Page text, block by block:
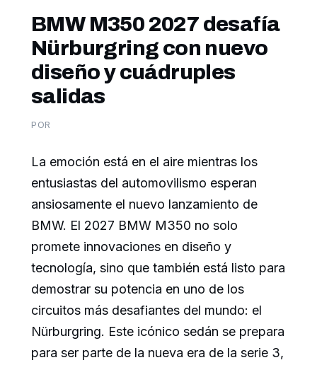
BMW M350 2027 desafía
Nürburgring con nuevo
diseño y cuádruples
salidas
POR
La emoción está en el aire mientras los
entusiastas del automovilismo esperan
ansiosamente el nuevo lanzamiento de
BMW. El 2027 BMW M350 no solo
promete innovaciones en diseño y
tecnología, sino que también está listo para
demostrar su potencia en uno de los
circuitos más desafiantes del mundo: el
Nürburgring. Este icónico sedán se prepara
para ser parte de la nueva era de la serie 3,